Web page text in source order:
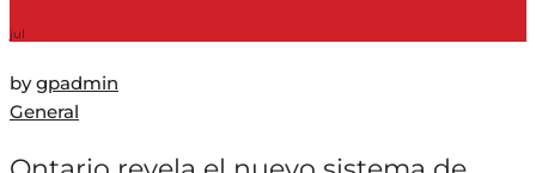
jul
bygpadmin
General